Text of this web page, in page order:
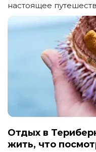
настоящее
Отдых в
жить, что